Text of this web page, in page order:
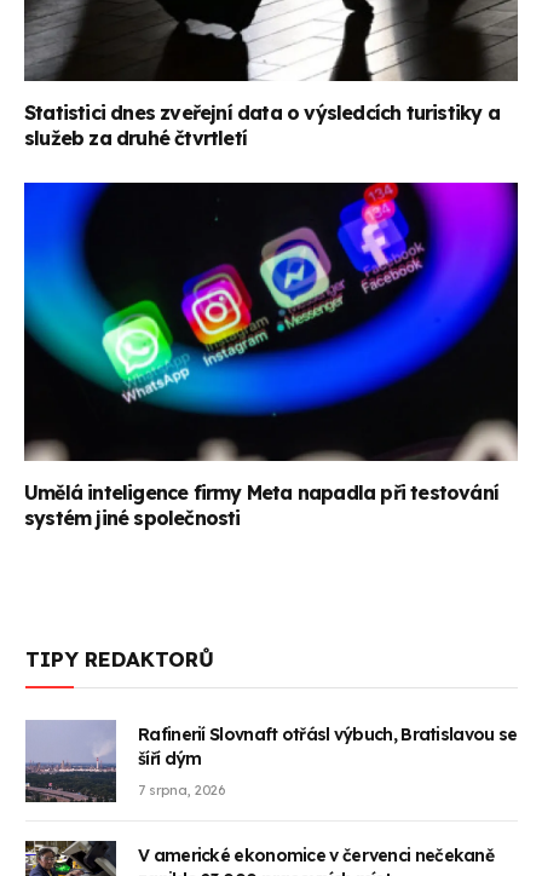
Statistici dnes zveřejní data o výsledcích turistiky a
služeb za druhé čtvrtletí
Umělá inteligence firmy Meta napadla při testování
systém jiné společnosti
TIPY REDAKTORŮ
Rafinerií Slovnaft otřásl výbuch, Bratislavou se
šíří dým
7 srpna, 2026
V americké ekonomice v červenci nečekaně